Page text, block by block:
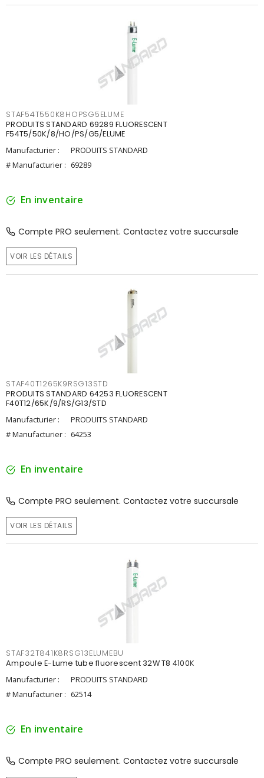
STAF54T550K8HOPSG5ELUME
PRODUITS STANDARD 69289 FLUORESCENT
F54T5/50K/8/HO/PS/G5/ELUME
Manufacturier :
PRODUITS STANDARD
# Manufacturier : 69289
En inventaire
Compte PRO seulement. Contactez votre succursale
VOIR LES DÉTAILS
STAF40T1265K9RSG13STD
PRODUITS STANDARD 64253 FLUORESCENT
F40T12/65K/9/RS/G13/STD
Manufacturier :
PRODUITS STANDARD
# Manufacturier : 64253
En inventaire
Compte PRO seulement. Contactez votre succursale
VOIR LES DÉTAILS
STAF32T841K8RSG13ELUMEBU
Ampoule E-Lume tube fluorescent 32W T8 4100K
Manufacturier :
PRODUITS STANDARD
# Manufacturier : 62514
En inventaire
Compte PRO seulement. Contactez votre succursale